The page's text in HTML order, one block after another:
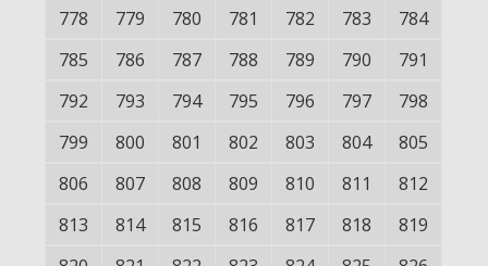
778
779 780 781 782 783
784
785
786 787 788 789 790
791
792
793 794 795 796 797
798
799
800 801 802 803 804
805
806
807 808 809 810 811
812
813
814 815 816 817 818
819